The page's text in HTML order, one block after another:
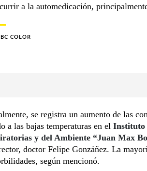
a la automedicación,
COLOR
se registra un aumento de las
a las bajas temperaturas en el Instituto
y del Ambiente “Juan Max
doctor Felipe Gonzáñez. La
según mencionó.